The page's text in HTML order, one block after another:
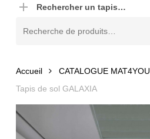
Rechercher un tapis…
Accueil CATALOGUE MAT4YOU
Tapis de sol GALAXIA